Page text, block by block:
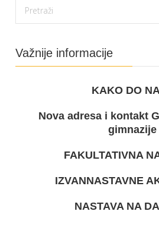
Važnije informacije
KAKO DO
Nova adresa i kontakt
gimnazije
FAKULTATIVNA
IZVANNASTAVNE
NASTAVA NA